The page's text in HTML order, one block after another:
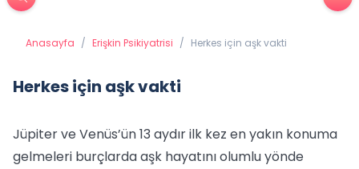
Anasayfa / Erişkin Psikiyatrisi / Herkes için aşk vakti
Herkes için aşk vakti
Jüpiter ve Venüs’ün 13 aydır ilk kez en yakın konuma
gelmeleri burçlarda aşk hayatını olumlu yönde